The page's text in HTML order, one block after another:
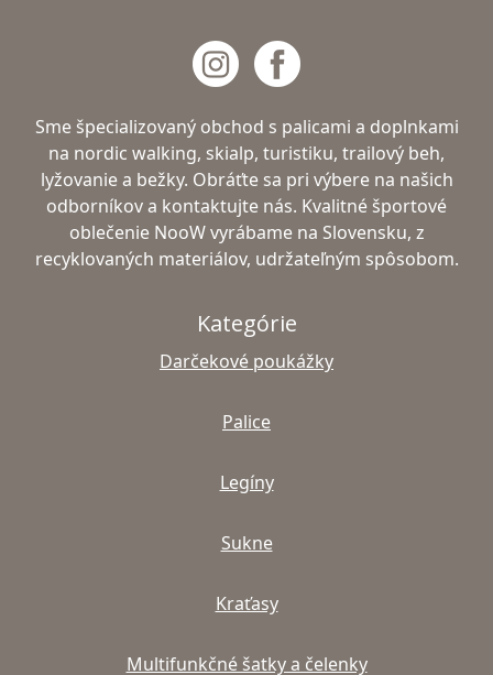
Sme špecializovaný obchod s palicami a doplnkami
na nordic walking, skialp, turistiku, trailový beh,
lyžovanie a bežky. Obráťte sa pri výbere na našich
odborníkov a kontaktujte nás. Kvalitné športové
oblečenie NooW vyrábame na Slovensku, z
recyklovaných materiálov, udržateľným spôsobom.
Kategórie
Darčekové poukážky
Palice
Legíny
Sukne
Kraťasy
Multifunkčné šatky a čelenky